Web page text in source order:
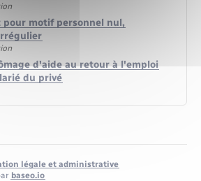
pour motif personnel nul,
d'aide au retour à l'emploi
du privé
légale et administrative
baseo.io